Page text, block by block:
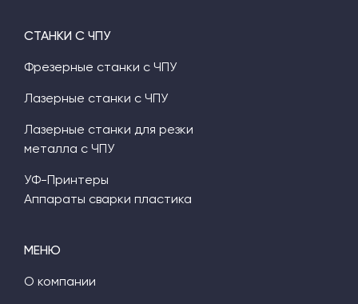
МЕНЮ
О компании
СТАНКИ С ЧПУ
Фрезерные станки с ЧПУ
Лазерные станки с ЧПУ
Лазерные станки для резки
металла с ЧПУ
УФ-Принтеры
Аппараты сварки пластика